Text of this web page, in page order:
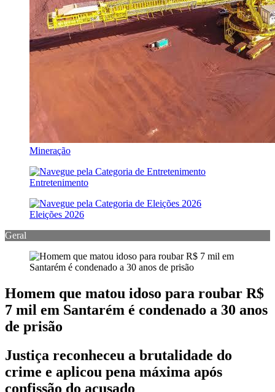
Mineração
Entretenimento
Eleições 2026
Geral
Homem que matou idoso para roubar R$
7 mil em Santarém é condenado a 30 anos
de prisão
Justiça reconheceu a brutalidade do
crime e aplicou pena máxima após
confissão do acusado